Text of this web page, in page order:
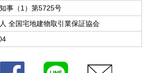
事（1）第5725号
全国宅地建物取引業保証協会
Facebook